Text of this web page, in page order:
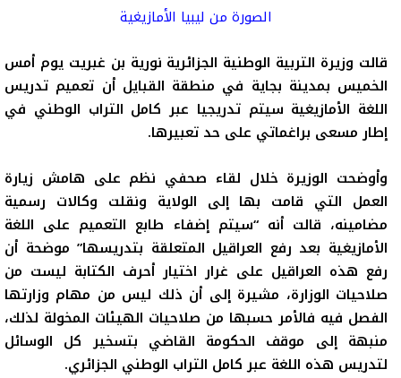
الصورة من ليبيا الأمازيغية
قالت وزيرة التربية الوطنية الجزائرية نورية بن غبريت يوم أمس
الخميس بمدينة بجاية في منطقة القبايل أن تعميم تدريس
اللغة الأمازيغية سيتم تدريجيا عبر كامل التراب الوطني في
إطار مسعى براغماتي على حد تعبيرها.
وأوضحت الوزيرة خلال لقاء صحفي نظم على هامش زيارة
العمل التي قامت بها إلى الولاية ونقلت وكالات رسمية
مضامينه، قالت أنه “سيتم إضفاء طابع التعميم على اللغة
الأمازيغية بعد رفع العراقيل المتعلقة بتدريسها” موضحة أن
رفع هذه العراقيل على غرار اختيار أحرف الكتابة ليست من
صلاحيات الوزارة، مشيرة إلى أن ذلك ليس من مهام وزارتها
الفصل فيه فالأمر حسبها من صلاحيات الهيئات المخولة لذلك،
منبهة إلى موقف الحكومة القاضي بتسخير كل الوسائل
لتدريس هذه اللغة عبر كامل التراب الوطني الجزائري.